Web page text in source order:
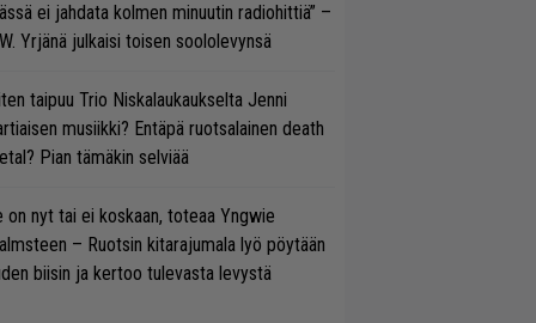
ei jahdata kolmen minuutin radiohittiä” –
Yrjänä julkaisi toisen soololevynsä
taipuu Trio Niskalaukaukselta Jenni
musiikki? Entäpä ruotsalainen death
Pian tämäkin selviää
on nyt tai ei koskaan, toteaa Yngwie
– Ruotsin kitarajumala lyö pöytään
biisin ja kertoo tulevasta levystä